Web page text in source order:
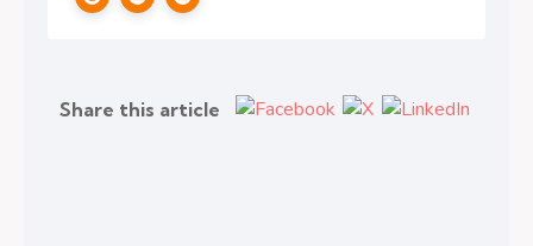
Share this article